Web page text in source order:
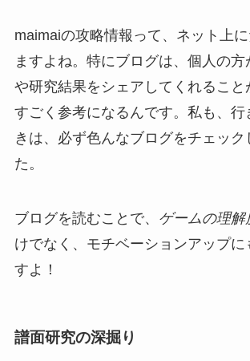
maimaiの攻略情報って、ネット上
ますよね。特にブログは、個人の
や研究結果をシェアしてくれること
すごく参考になるんです。私も、行
きは、必ず色んなブログをチェック
た。
ブログを読むことで、 ゲームの理解
けでなく、モチベーションアップに
すよ！
譜面研究の深掘り